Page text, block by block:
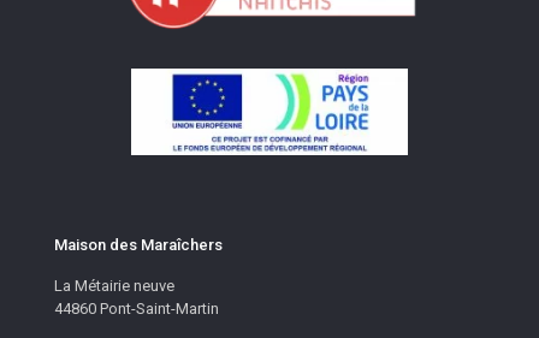
Maison des Maraîchers
La Métairie neuve
44860 Pont-Saint-Martin